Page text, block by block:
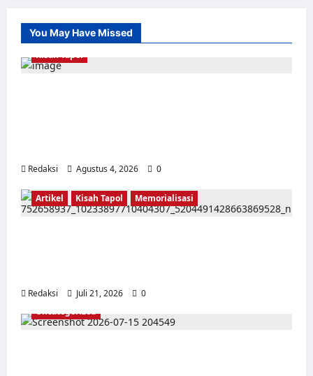
You May Have Missed
Kisah Tapol
Redaksi Agustus 4, 2026 0
Artikel Kisah Tapol Memorialisasi
Redaksi Juli 21, 2026
0
Uncategorized